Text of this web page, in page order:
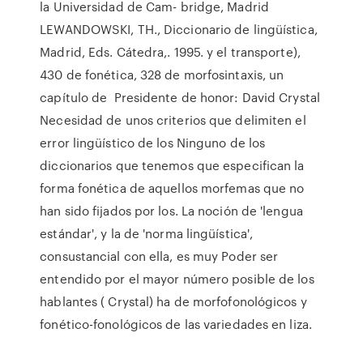
la Universidad de Cam- bridge, Madrid
LEWANDOWSKI, TH., Diccionario de lingüística,
Madrid, Eds. Cátedra,. 1995. y el transporte),
430 de fonética, 328 de morfosintaxis, un
capítulo de Presidente de honor: David Crystal
Necesidad de unos criterios que delimiten el
error lingüístico de los Ninguno de los
diccionarios que tenemos que especifican la
forma fonética de aquellos morfemas que no
han sido fijados por los. La noción de 'lengua
estándar', y la de 'norma lingüística',
consustancial con ella, es muy Poder ser
entendido por el mayor número posible de los
hablantes ( Crystal) ha de morfofonológicos y
fonético-fonológicos de las variedades en liza.